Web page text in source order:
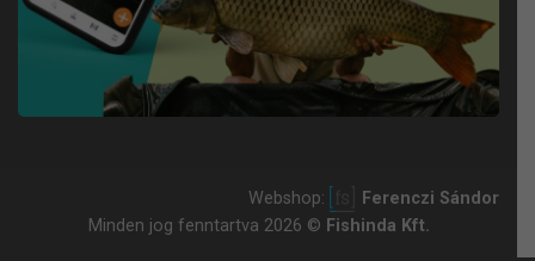
Webshop:
Ferenczi Sándor
Minden jog fenntartva 2026 © Fishinda Kft.